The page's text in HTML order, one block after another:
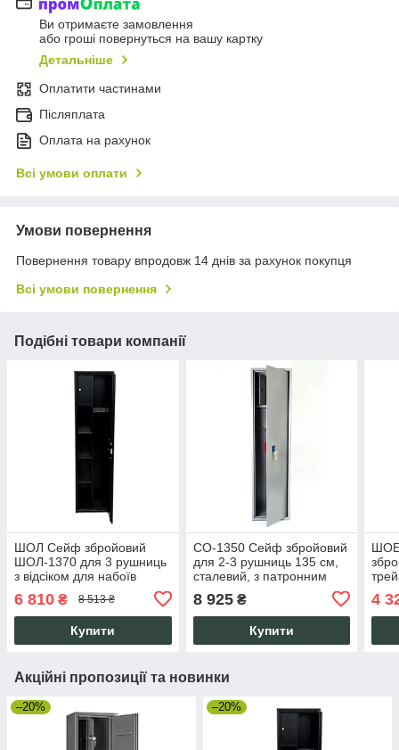
Ви отримаєте замовлення
або гроші повернуться на вашу картку
Детальніше
Оплатити частинами
Післяплата
Оплата на рахунок
Всі умови оплати
Умови повернення
Повернення товару впродовж 14 днів за рахунок покупця
Всі умови повернення
Подібні товари компанії
ШОЛ Сейф збройовий
ШОЛ-1370 для 3 рушниць
з відсіком для набоїв
чорний
6 810 ₴ 8 513 ₴
Купити
СО-1350 Сейф збройовий
для 2-3 рушниць 135 см,
сталевий, з патронним
замок
8 925₴
Купити
мм,
4
Акційні пропозиції та новинки
–20% –20%